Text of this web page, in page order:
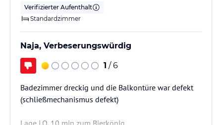
Verifizierter Aufenthalt
Standardzimmer
Naja, Verbeserungswürdig
1 / 6
Badezimmer dreckig und die Balkontüre war defekt
(schließmechanismus defekt)
Lage i.O. 10 min zum Bierkönig